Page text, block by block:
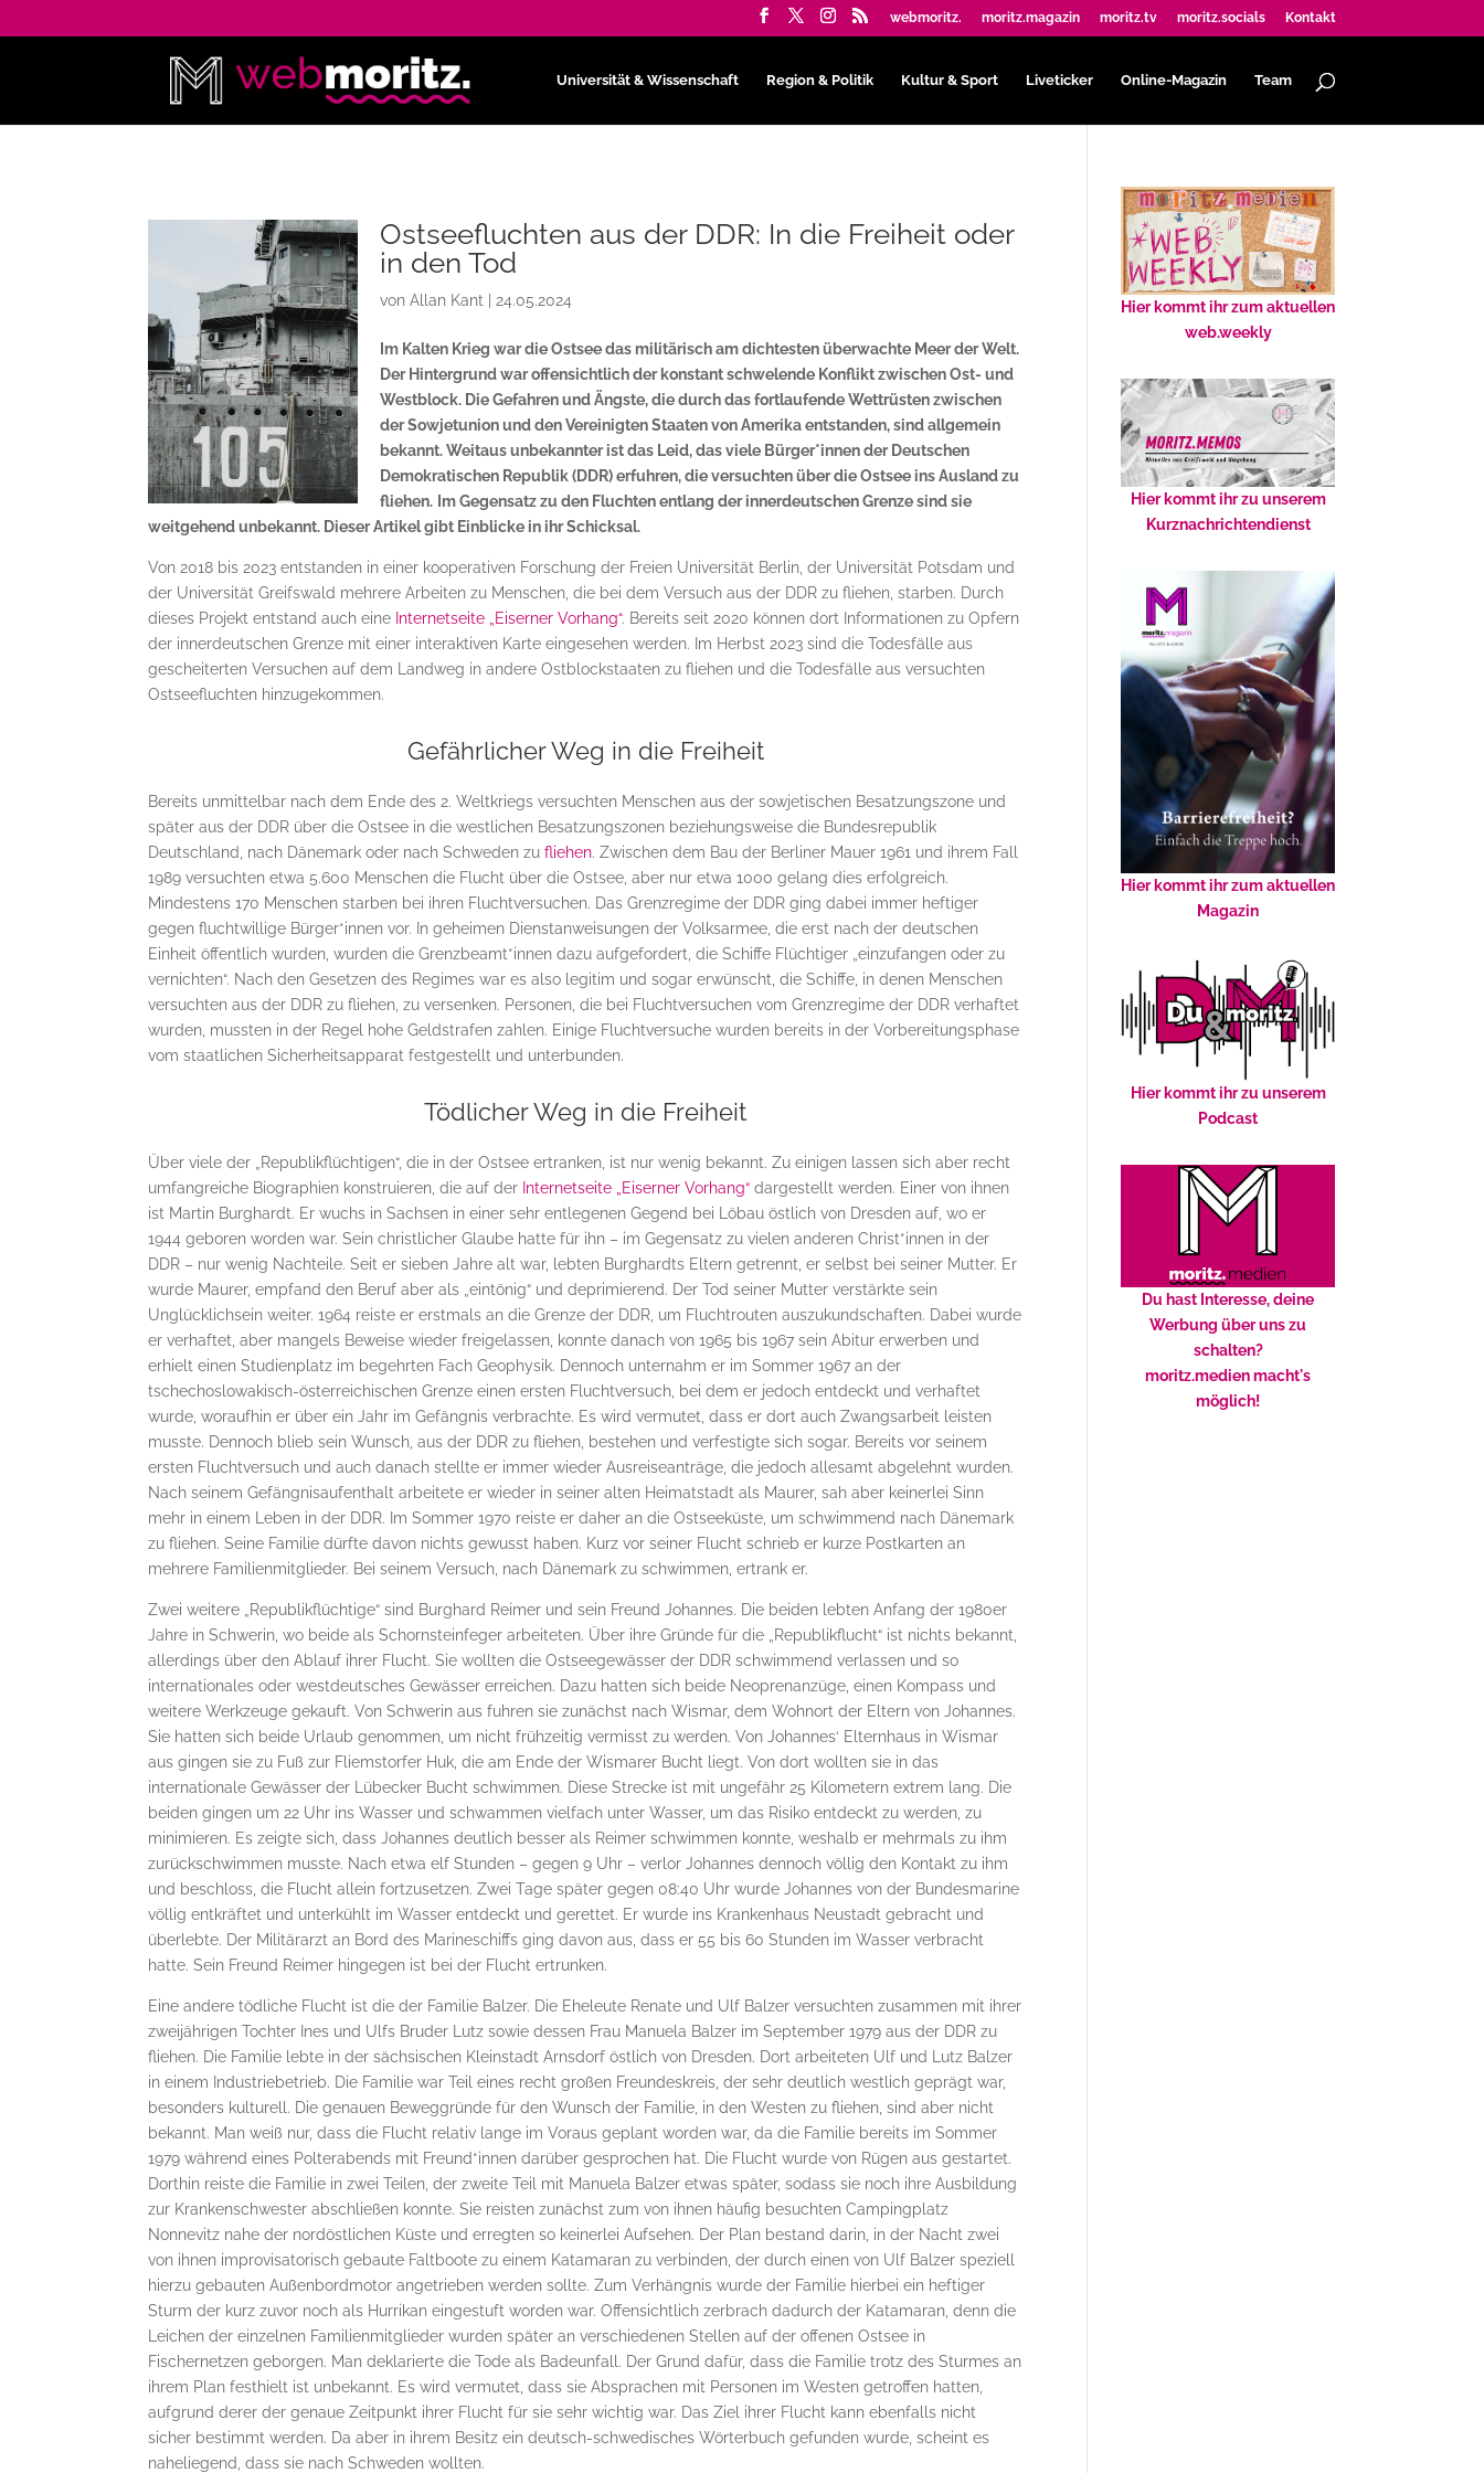
webmoritz. moritz.magazin moritz.tv moritz.socials Kontakt
Universität & Wissenschaft Region & Politik Kultur & Sport Liveticker Online-Magazin Team
Ostseefluchten aus der DDR: In die Freiheit oder
in den Tod
vonAllan Kant 24.05.2024
Im Kalten Krieg war die Ostsee das militärisch am dichtesten überwachte Meer der Welt.
Der Hintergrund war offensichtlich der konstant schwelende Konflikt zwischen Ost- und
Westblock. Die Gefahren und Ängste, die durch das fortlaufende Wettrüsten zwischen
der Sowjetunion und den Vereinigten Staaten von Amerika entstanden, sind allgemein
bekannt. Weitaus unbekannter ist das Leid, das viele Bürger*innen der Deutschen
Demokratischen Republik (DDR) erfuhren, die versuchten über die Ostsee ins Ausland zu
fliehen. Im Gegensatz zu den Fluchten entlang der innerdeutschen Grenze sind sie
weitgehend unbekannt. Dieser Artikel gibt Einblicke in ihr Schicksal.
Von 2018 bis 2023 entstanden in einer kooperativen Forschung der Freien Universität Berlin, der Universität Potsdam und
der Universität Greifswald mehrere Arbeiten zu Menschen, die bei dem Versuch aus der DDR zu fliehen, starben. Durch
dieses Projekt entstand auch eine Internetseite „Eiserner Vorhang“. Bereits seit 2020 können dort Informationen zu Opfern
der innerdeutschen Grenze mit einer interaktiven Karte eingesehen werden. Im Herbst 2023 sind die Todesfälle aus
gescheiterten Versuchen auf dem Landweg in andere Ostblockstaaten zu fliehen und die Todesfälle aus versuchten
Ostseefluchten hinzugekommen.
Gefährlicher Weg in die Freiheit
Bereits unmittelbar nach dem Ende des 2. Weltkriegs versuchten Menschen aus der sowjetischen Besatzungszone und
später aus der DDR über die Ostsee in die westlichen Besatzungszonen beziehungsweise die Bundesrepublik
Deutschland, nach Dänemark oder nach Schweden zufliehen. Zwischen dem Bau der Berliner Mauer 1961 und ihrem Fall
1989 versuchten etwa 5.600 Menschen die Flucht über die Ostsee, aber nur etwa 1000 gelang dies erfolgreich.
Mindestens 170 Menschen starben bei ihren Fluchtversuchen. Das Grenzregime der DDR ging dabei immer heftiger
gegen fluchtwillige Bürger*innen vor. In geheimen Dienstanweisungen der Volksarmee, die erst nach der deutschen
Einheit öffentlich wurden, wurden die Grenzbeamt*innen dazu aufgefordert, die Schiffe Flüchtiger „einzufangen oder zu
vernichten“. Nach den Gesetzen des Regimes war es also legitim und sogar erwünscht, die Schiffe, in denen Menschen
versuchten aus der DDR zu fliehen, zu versenken. Personen, die bei Fluchtversuchen vom Grenzregime der DDR verhaftet
wurden, mussten in der Regel hohe Geldstrafen zahlen. Einige Fluchtversuche wurden bereits in der Vorbereitungsphase
vom staatlichen Sicherheitsapparat festgestellt und unterbunden.
Tödlicher Weg in die Freiheit
Über viele der „Republikflüchtigen“, die in der Ostsee ertranken, ist nur wenig bekannt. Zu einigen lassen sich aber recht
umfangreiche Biographien konstruieren, die auf der Internetseite „Eiserner Vorhang“ dargestellt werden. Einer von ihnen
ist Martin Burghardt. Er wuchs in Sachsen in einer sehr entlegenen Gegend bei Löbau östlich von Dresden auf, wo er
1944 geboren worden war. Sein christlicher Glaube hatte für ihn – im Gegensatz zu vielen anderen Christ*innen in der
DDR – nur wenig Nachteile. Seit er sieben Jahre alt war, lebten Burghardts Eltern getrennt, er selbst bei seiner Mutter. Er
wurde Maurer, empfand den Beruf aber als „eintönig“ und deprimierend. Der Tod seiner Mutter verstärkte sein
Unglücklichsein weiter. 1964 reiste er erstmals an die Grenze der DDR, um Fluchtrouten auszukundschaften. Dabei wurde
er verhaftet, aber mangels Beweise wieder freigelassen, konnte danach von 1965 bis 1967 sein Abitur erwerben und
erhielt einen Studienplatz im begehrten Fach Geophysik. Dennoch unternahm er im Sommer 1967 an der
tschechoslowakisch-österreichischen Grenze einen ersten Fluchtversuch, bei dem er jedoch entdeckt und verhaftet
wurde, woraufhin er über ein Jahr im Gefängnis verbrachte. Es wird vermutet, dass er dort auch Zwangsarbeit leisten
musste. Dennoch blieb sein Wunsch, aus der DDR zu fliehen, bestehen und verfestigte sich sogar. Bereits vor seinem
ersten Fluchtversuch und auch danach stellte er immer wieder Ausreiseanträge, die jedoch allesamt abgelehnt wurden.
Nach seinem Gefängnisaufenthalt arbeitete er wieder in seiner alten Heimatstadt als Maurer, sah aber keinerlei Sinn
mehr in einem Leben in der DDR. Im Sommer 1970 reiste er daher an die Ostseeküste, um schwimmend nach Dänemark
zu fliehen. Seine Familie dürfte davon nichts gewusst haben. Kurz vor seiner Flucht schrieb er kurze Postkarten an
mehrere Familienmitglieder. Bei seinem Versuch, nach Dänemark zu schwimmen, ertrank er.
Zwei weitere „Republikflüchtige“ sind Burghard Reimer und sein Freund Johannes. Die beiden lebten Anfang der 1980er
Jahre in Schwerin, wo beide als Schornsteinfeger arbeiteten. Über ihre Gründe für die „Republikflucht“ ist nichts bekannt,
allerdings über den Ablauf ihrer Flucht. Sie wollten die Ostseegewässer der DDR schwimmend verlassen und so
internationales oder westdeutsches Gewässer erreichen. Dazu hatten sich beide Neoprenanzüge, einen Kompass und
weitere Werkzeuge gekauft. Von Schwerin aus fuhren sie zunächst nach Wismar, dem Wohnort der Eltern von Johannes.
Sie hatten sich beide Urlaub genommen, um nicht frühzeitig vermisst zu werden. Von Johannes‘ Elternhaus in Wismar
aus gingen sie zu Fuß zur Fliemstorfer Huk, die am Ende der Wismarer Bucht liegt. Von dort wollten sie in das
internationale Gewässer der Lübecker Bucht schwimmen. Diese Strecke ist mit ungefähr 25 Kilometern extrem lang. Die
beiden gingen um 22 Uhr ins Wasser und schwammen vielfach unter Wasser, um das Risiko entdeckt zu werden, zu
minimieren. Es zeigte sich, dass Johannes deutlich besser als Reimer schwimmen konnte, weshalb er mehrmals zu ihm
zurückschwimmen musste. Nach etwa elf Stunden – gegen 9 Uhr – verlor Johannes dennoch völlig den Kontakt zu ihm
und beschloss, die Flucht allein fortzusetzen. Zwei Tage später gegen 08:40 Uhr wurde Johannes von der Bundesmarine
völlig entkräftet und unterkühlt im Wasser entdeckt und gerettet. Er wurde ins Krankenhaus Neustadt gebracht und
überlebte. Der Militärarzt an Bord des Marineschiffs ging davon aus, dass er 55 bis 60 Stunden im Wasser verbracht
hatte. Sein Freund Reimer hingegen ist bei der Flucht ertrunken.
Eine andere tödliche Flucht ist die der Familie Balzer. Die Eheleute Renate und Ulf Balzer versuchten zusammen mit ihrer
zweijährigen Tochter Ines und Ulfs Bruder Lutz sowie dessen Frau Manuela Balzer im September 1979 aus der DDR zu
fliehen. Die Familie lebte in der sächsischen Kleinstadt Arnsdorf östlich von Dresden. Dort arbeiteten Ulf und Lutz Balzer
in einem Industriebetrieb. Die Familie war Teil eines recht großen Freundeskreis, der sehr deutlich westlich geprägt war,
besonders kulturell. Die genauen Beweggründe für den Wunsch der Familie, in den Westen zu fliehen, sind aber nicht
bekannt. Man weiß nur, dass die Flucht relativ lange im Voraus geplant worden war, da die Familie bereits im Sommer
1979 während eines Polterabends mit Freund*innen darüber gesprochen hat. Die Flucht wurde von Rügen aus gestartet.
Dorthin reiste die Familie in zwei Teilen, der zweite Teil mit Manuela Balzer etwas später, sodass sie noch ihre Ausbildung
zur Krankenschwester abschließen konnte. Sie reisten zunächst zum von ihnen häufig besuchten Campingplatz
Nonnevitz nahe der nordöstlichen Küste und erregten so keinerlei Aufsehen. Der Plan bestand darin, in der Nacht zwei
von ihnen improvisatorisch gebaute Faltboote zu einem Katamaran zu verbinden, der durch einen von Ulf Balzer speziell
hierzu gebauten Außenbordmotor angetrieben werden sollte. Zum Verhängnis wurde der Familie hierbei ein heftiger
Sturm der kurz zuvor noch als Hurrikan eingestuft worden war. Offensichtlich zerbrach dadurch der Katamaran, denn die
Leichen der einzelnen Familienmitglieder wurden später an verschiedenen Stellen auf der offenen Ostsee in
Fischernetzen geborgen. Man deklarierte die Tode als Badeunfall. Der Grund dafür, dass die Familie trotz des Sturmes an
ihrem Plan festhielt ist unbekannt. Es wird vermutet, dass sie Absprachen mit Personen im Westen getroffen hatten,
aufgrund derer der genaue Zeitpunkt ihrer Flucht für sie sehr wichtig war. Das Ziel ihrer Flucht kann ebenfalls nicht
sicher bestimmt werden. Da aber in ihrem Besitz ein deutsch-schwedisches Wörterbuch gefunden wurde, scheint es
naheliegend, dass sie nach Schweden wollten.
Hier kommt ihr zum aktuellen
web.weekly
Hier kommt ihr zu unserem
Kurznachrichtendienst
Hier kommt ihr zum aktuellen
Magazin
Hier kommt ihr zu unserem
Podcast
Du hast Interesse, deine
Werbung über uns zu
schalten?
moritz.medien macht's
möglich!